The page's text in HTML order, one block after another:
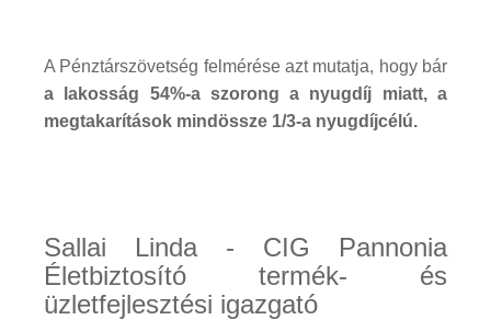
A Pénztárszövetség felmérése azt mutatja, hogy bár
a lakosság 54%-a szorong a nyugdíj miatt, a
megtakarítások mindössze 1/3-a nyugdíjcélú.
Sallai Linda - CIG Pannonia
Életbiztosító termék- és
üzletfejlesztési igazgató